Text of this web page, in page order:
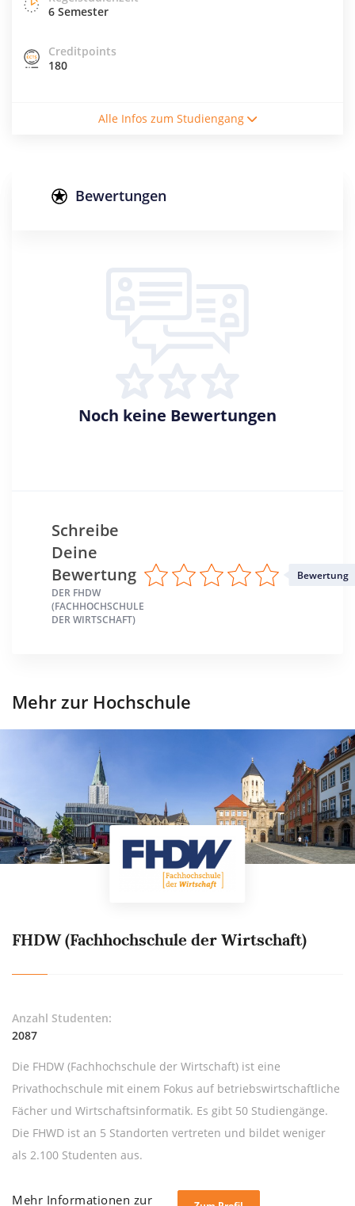
6 Semester
Creditpoints
180
Standort
Bergisch Gladbach >> Rheinisch-Bergischer Kreis
Bielefeld >> Bielefeld, Stadt
Mettmann >> Mettmann
Paderborn >> Paderborn
Alle Infos zum Studiengang
Bewertungen
Noch keine Bewertungen
Schreibe
Deine
Bewertung
DER FHDW
(FACHHOCHSCHULE
DER WIRTSCHAFT)
Bewertung
Mehr zur Hochschule
FHDW (Fachhochschule der Wirtschaft)
Anzahl Studenten:
2087
Die FHDW (Fachhochschule der Wirtschaft) ist eine
Privathochschule mit einem Fokus auf betriebswirtschaftliche
Fächer und Wirtschaftsinformatik. Es gibt 50 Studiengänge.
Die FHWD ist an 5 Standorten vertreten und bildet weniger
als 2.100 Studenten aus.
Mehr Informationen zur